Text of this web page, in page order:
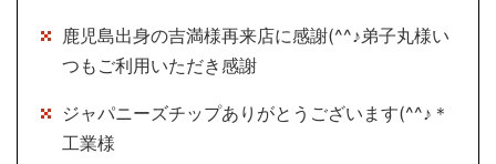
鹿児島出身の吉満様再来店に感謝(^^♪弟子丸様い
つもご利用いただき感謝
ジャパニーズチップありがとうございます(^^♪＊
工業様